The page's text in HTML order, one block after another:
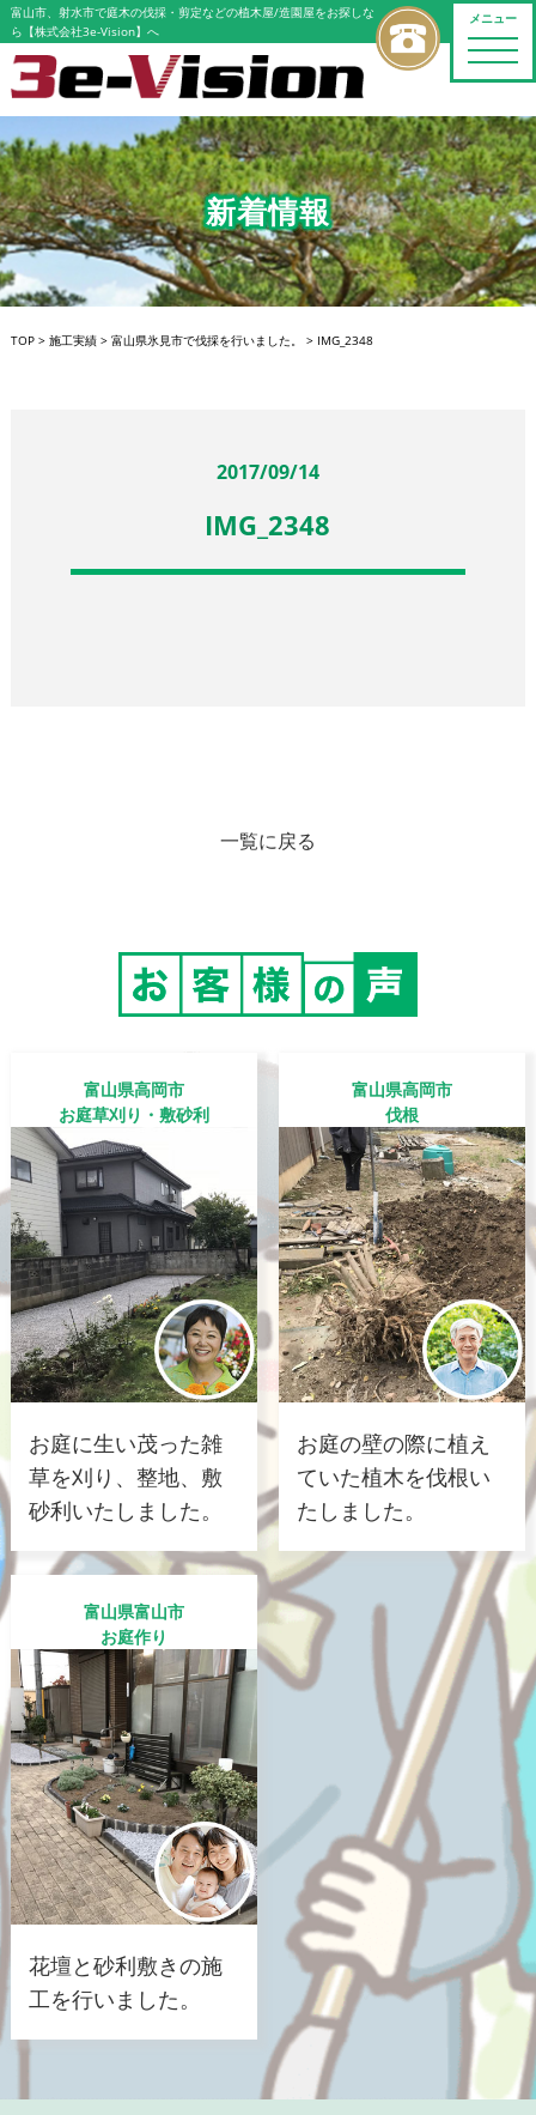
メニュー
toggle
富山市、射水市で庭木の伐採・剪定などの植木屋/造園屋をお探しな
ら【株式会社3e-Vision】へ
新着情報
TOP> 施工実績> 富山県氷見市で伐採を行いました。 > IMG_2348
2017/09/14
IMG_2348
一覧に戻る
富山県高岡市
お庭草刈り・敷砂利
お庭に生い茂った雑
草を刈り、整地、敷
砂利いたしました。
富山県高岡市
伐根
お庭の壁の際に植え
ていた植木を伐根い
たしました。
富山県富山市
お庭作り
花壇と砂利敷きの施
工を行いました。